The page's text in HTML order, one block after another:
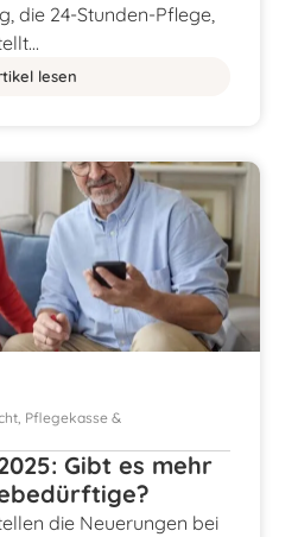
die 24-Stunden-Pflege,
lesen
, Pflegekasse &
Gibt es mehr
die Neuerungen bei